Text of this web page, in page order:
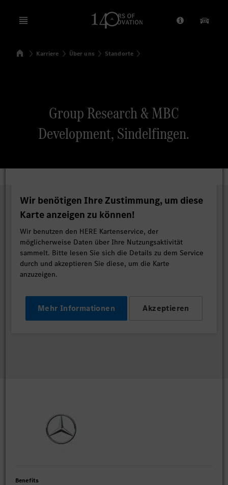
Open menu Anbieter/
SuchenStartseite
Karriere Über uns Standorte
Group Research & MBC
Development, Sindelfingen.
Wir benötigen Ihre Zustimmung, um diese
Karte anzeigen zu können!
Wir benutzen den HERE Kartenservice, der
möglicherweise Daten über Ihre Nutzungsaktivität
sammelt. Bitte lesen Sie sich die Details zu dem Service
durch und akzeptieren Sie diese, um die Karte
anzuzeigen.
Mehr Informationen Akzeptieren
Benefits